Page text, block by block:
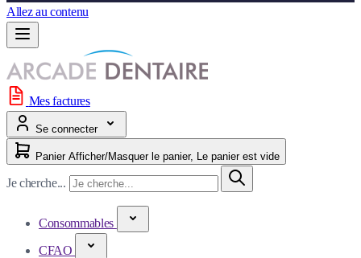
Allez au contenu
Mes factures
Se connecter
Panier Afficher/Masquer le panier, Le panier est vide
Je cherche...
Consommables
CFAO